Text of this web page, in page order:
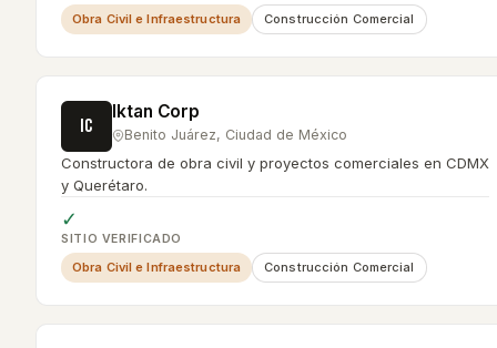
Obra Civil e Infraestructura Construcción Comercial
IC
Iktan Corp
Benito Juárez, Ciudad de México
Constructora de obra civil y proyectos comerciales en CDMX
y Querétaro.
✓
SITIO VERIFICADO
Obra Civil e Infraestructura Construcción Comercial